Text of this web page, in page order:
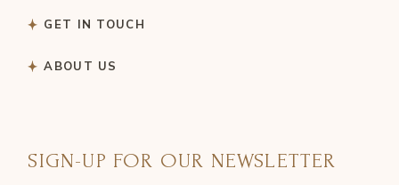
GET IN TOUCH
ABOUT US
SIGN-UP FOR OUR NEWSLETTER